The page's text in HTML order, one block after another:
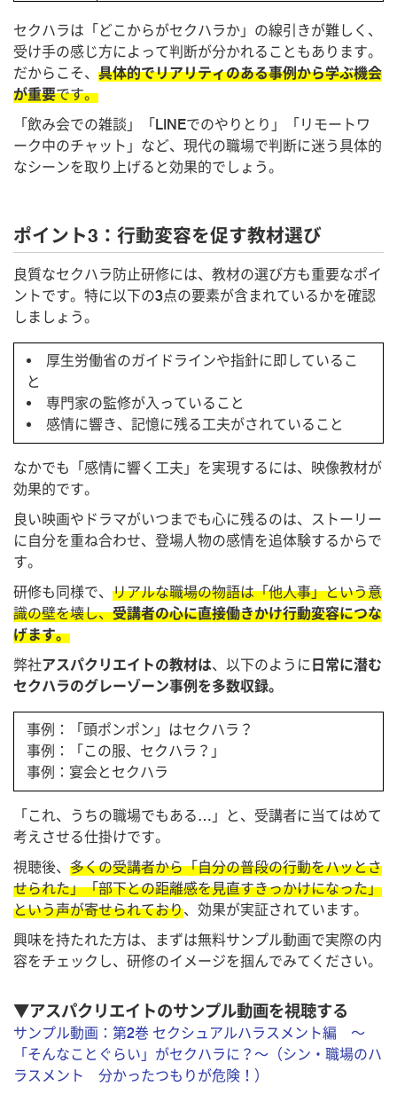
セクハラは「どこからがセクハラか」の線引きが難しく、
受け手の感じ方によって判断が分かれることもあります。
だからこそ、 具体的でリアリティのある事例から学ぶ機会
が重要です。
「飲み会での雑談」「LINEでのやりとり」「リモートワ
ーク中のチャット」など、現代の職場で判断に迷う具体的
なシーンを取り上げると効果的でしょう。
ポイント3：行動変容を促す教材選び
良質なセクハラ防止研修には、教材の選び方も重要なポイ
ントです。特に以下の3点の要素が含まれているかを確認
しましょう。
厚生労働省のガイドラインや指針に即しているこ
と
専門家の監修が入っていること
感情に響き、記憶に残る工夫がされていること
なかでも「感情に響く工夫」を実現するには、映像教材が
効果的です。
良い映画やドラマがいつまでも心に残るのは、ストーリー
に自分を重ね合わせ、登場人物の感情を追体験するからで
す。
研修も同様で、 リアルな職場の物語は「他人事」という意
識の壁を壊し、受講者の心に直接働きかけ行動変容につな
げます。
弊社アスパクリエイトの教材は、以下のように 日常に潜む
セクハラのグレーゾーン事例を多数収録。
事例：「頭ポンポン」はセクハラ？
事例：「この服、セクハラ？」
事例：宴会とセクハラ
「これ、うちの職場でもある…」と、受講者に当てはめて
考えさせる仕掛けです。
視聴後、 多くの受講者から「自分の普段の行動をハッとさ
せられた」「部下との距離感を見直すきっかけになった」
という声が寄せられており、効果が実証されています。
興味を持たれた方は、まずは無料サンプル動画で実際の内
容をチェックし、研修のイメージを掴んでみてください。
▼アスパクリエイトのサンプル動画を視聴する
サンプル動画：第2巻 セクシュアルハラスメント編 ～
「そんなことぐらい」がセクハラに？～（シン・職場のハ
ラスメント 分かったつもりが危険！）